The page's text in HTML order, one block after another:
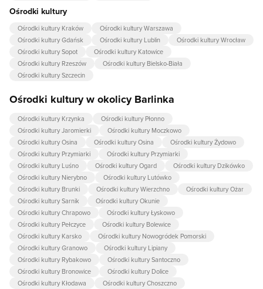
Ośrodki kultury
Ośrodki kultury Kraków
Ośrodki kultury Warszawa
Ośrodki kultury Gdańsk
Ośrodki kultury Lublin
Ośrodki kultury Wrocław
Ośrodki kultury Sopot
Ośrodki kultury Katowice
Ośrodki kultury Rzeszów
Ośrodki kultury Bielsko-Biała
Ośrodki kultury Szczecin
Ośrodki kultury w okolicy Barlinka
Ośrodki kultury Krzynka
Ośrodki kultury Płonno
Ośrodki kultury Jaromierki
Ośrodki kultury Moczkowo
Ośrodki kultury Osina
Ośrodki kultury Osina
Ośrodki kultury Żydowo
Ośrodki kultury Przymiarki
Ośrodki kultury Przymiarki
Ośrodki kultury Luśno
Ośrodki kultury Ogard
Ośrodki kultury Dzikówko
Ośrodki kultury Nierybno
Ośrodki kultury Lutówko
Ośrodki kultury Brunki
Ośrodki kultury Wierzchno
Ośrodki kultury Ożar
Ośrodki kultury Sarnik
Ośrodki kultury Okunie
Ośrodki kultury Chrapowo
Ośrodki kultury Łyskowo
Ośrodki kultury Pełczyce
Ośrodki kultury Bolewice
Ośrodki kultury Karsko
Ośrodki kultury Nowogródek Pomorski
Ośrodki kultury Granowo
Ośrodki kultury Lipiany
Ośrodki kultury Rybakowo
Ośrodki kultury Santoczno
Ośrodki kultury Bronowice
Ośrodki kultury Dolice
Ośrodki kultury Kłodawa
Ośrodki kultury Choszczno